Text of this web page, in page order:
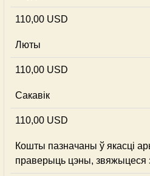
110,00 USD
Люты
110,00 USD
Сакавік
110,00 USD
Кошты пазначаны ў якасці
праверыць цэны, звяжыцеся